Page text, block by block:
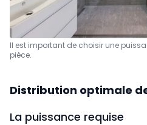
Il est important de choisir une
pièce.
Distribution optimale
La puissance requise